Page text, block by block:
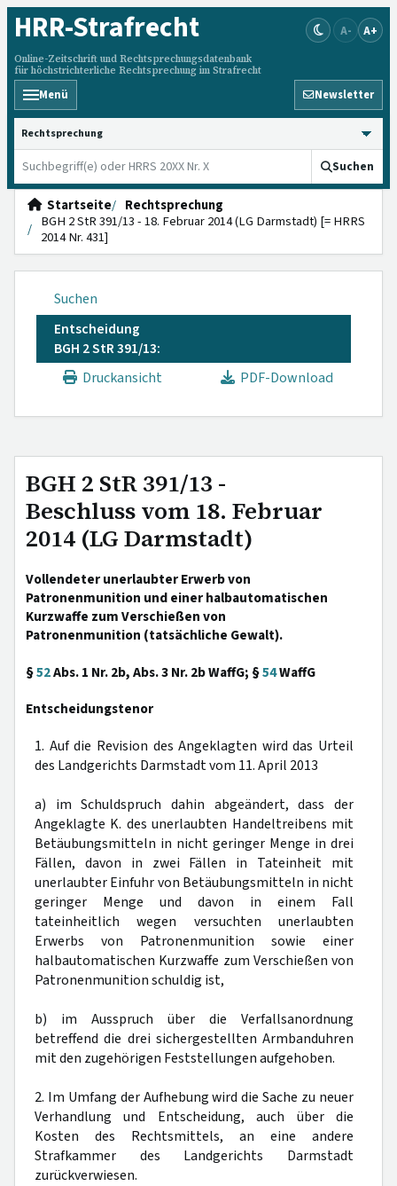
HRR-Strafrecht
Online-Zeitschrift und Rechtsprechungsdatenbank
für höchstrichterliche Rechtsprechung im Strafrecht
A- A+
Menü Newsletter
HRRS durchsuchen
Suchen
Startseite
Rechtsprechung
BGH 2 StR 391/13 - 18. Februar 2014 (LG Darmstadt) [= HRRS
2014 Nr. 431]
Suchen
Entscheidung
BGH 2 StR 391/13:
Druckansicht
PDF-Download
BGH 2 StR 391/13 -
Beschluss vom 18. Februar
2014 (LG Darmstadt)
Vollendeter unerlaubter Erwerb von
Patronenmunition und einer halbautomatischen
Kurzwaffe zum Verschießen von
Patronenmunition (tatsächliche Gewalt).
§52Abs. 1 Nr. 2b, Abs. 3 Nr. 2b WaffG; §54WaffG
Entscheidungstenor
1. Auf die Revision des Angeklagten wird das Urteil
des Landgerichts Darmstadt vom 11. April 2013
a) im Schuldspruch dahin abgeändert, dass der
Angeklagte K. des unerlaubten Handeltreibens mit
Betäubungsmitteln in nicht geringer Menge in drei
Fällen, davon in zwei Fällen in Tateinheit mit
unerlaubter Einfuhr von Betäubungsmitteln in nicht
geringer Menge und davon in einem Fall
tateinheitlich wegen versuchten unerlaubten
Erwerbs von Patronenmunition sowie einer
halbautomatischen Kurzwaffe zum Verschießen von
Patronenmunition schuldig ist,
b) im Ausspruch über die Verfallsanordnung
betreffend die drei sichergestellten Armbanduhren
mit den zugehörigen Feststellungen aufgehoben.
2. Im Umfang der Aufhebung wird die Sache zu neuer
Verhandlung und Entscheidung, auch über die
Kosten des Rechtsmittels, an eine andere
Strafkammer des Landgerichts Darmstadt
zurückverwiesen.